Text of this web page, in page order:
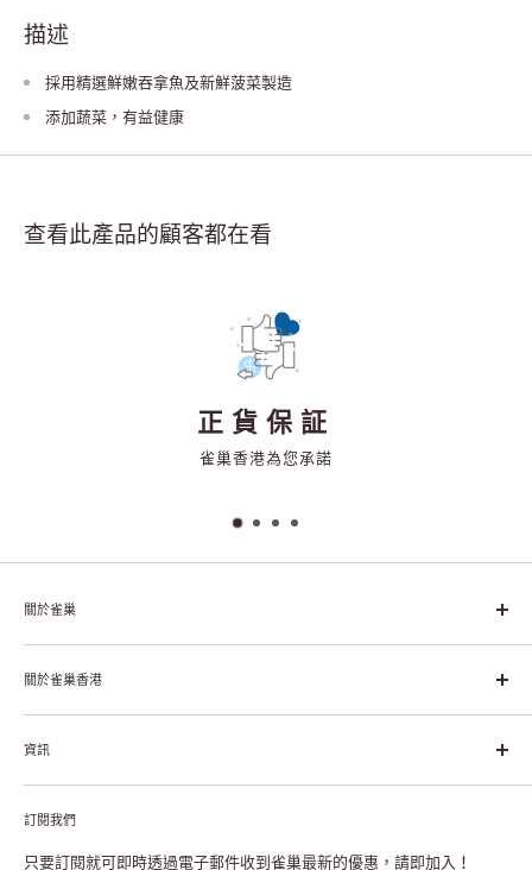
描述
採用精選鮮嫩吞拿魚及新鮮菠菜製造
添加蔬菜，有益健康
查看此產品的顧客都在看
正貨保証
雀巢香港為您承諾
關於雀巢
雀巢集團起源於1866年的瑞士，目前是全球領先的「營養、健康、
幸福生活」企業。雀巢的目標是「我們充分發掘食品的力量，提升
關於雀巢香港
關於雀巢香港
雀巢香港創造共享價值
聯絡我們
私隱聲明
註冊NESCAFÉ® Dolce Gusto®咖啡機
資訊
付款及送貨
退貨或更換
常見問題
訂閱我們
只要訂閱就可即時透過電子郵件收到雀巢最新的優惠，請即加入！